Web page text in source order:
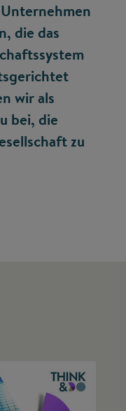
die das
wir als
bei, die
zu